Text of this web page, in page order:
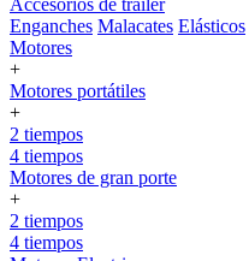
Accesorios de trailer
Enganches Malacates Elásticos
Motores
+
Motores portátiles
+
2 tiempos
4 tiempos
Motores de gran porte
+
2 tiempos
4 tiempos